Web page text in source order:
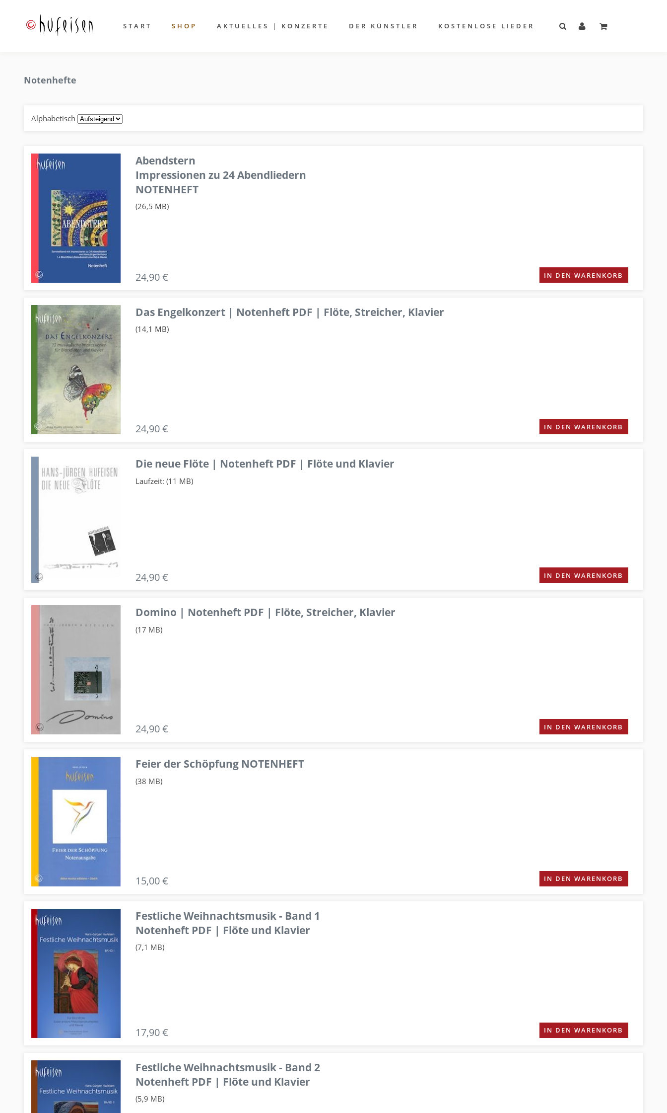
START SHOP AKTUELLES | KONZERTE DER KÜNSTLER KOSTENLOSE LIEDER
Notenhefte
Alphabetisch
Abendstern
Impressionen zu 24 Abendliedern
NOTENHEFT
(26,5 MB)
24,90 € IN DEN WARENKORB
Das Engelkonzert | Notenheft PDF | Flöte, Streicher, Klavier
(14,1 MB)
24,90 € IN DEN WARENKORB
Die neue Flöte | Notenheft PDF | Flöte und Klavier
Laufzeit: (11 MB)
24,90 € IN DEN WARENKORB
Domino | Notenheft PDF | Flöte, Streicher, Klavier
(17 MB)
24,90 € IN DEN WARENKORB
Feier der Schöpfung NOTENHEFT
(38 MB)
15,00 € IN DEN WARENKORB
Festliche Weihnachtsmusik - Band 1
Notenheft PDF | Flöte und Klavier
(7,1 MB)
17,90 € IN DEN WARENKORB
Festliche Weihnachtsmusik - Band 2
Notenheft PDF | Flöte und Klavier
(5,9 MB)